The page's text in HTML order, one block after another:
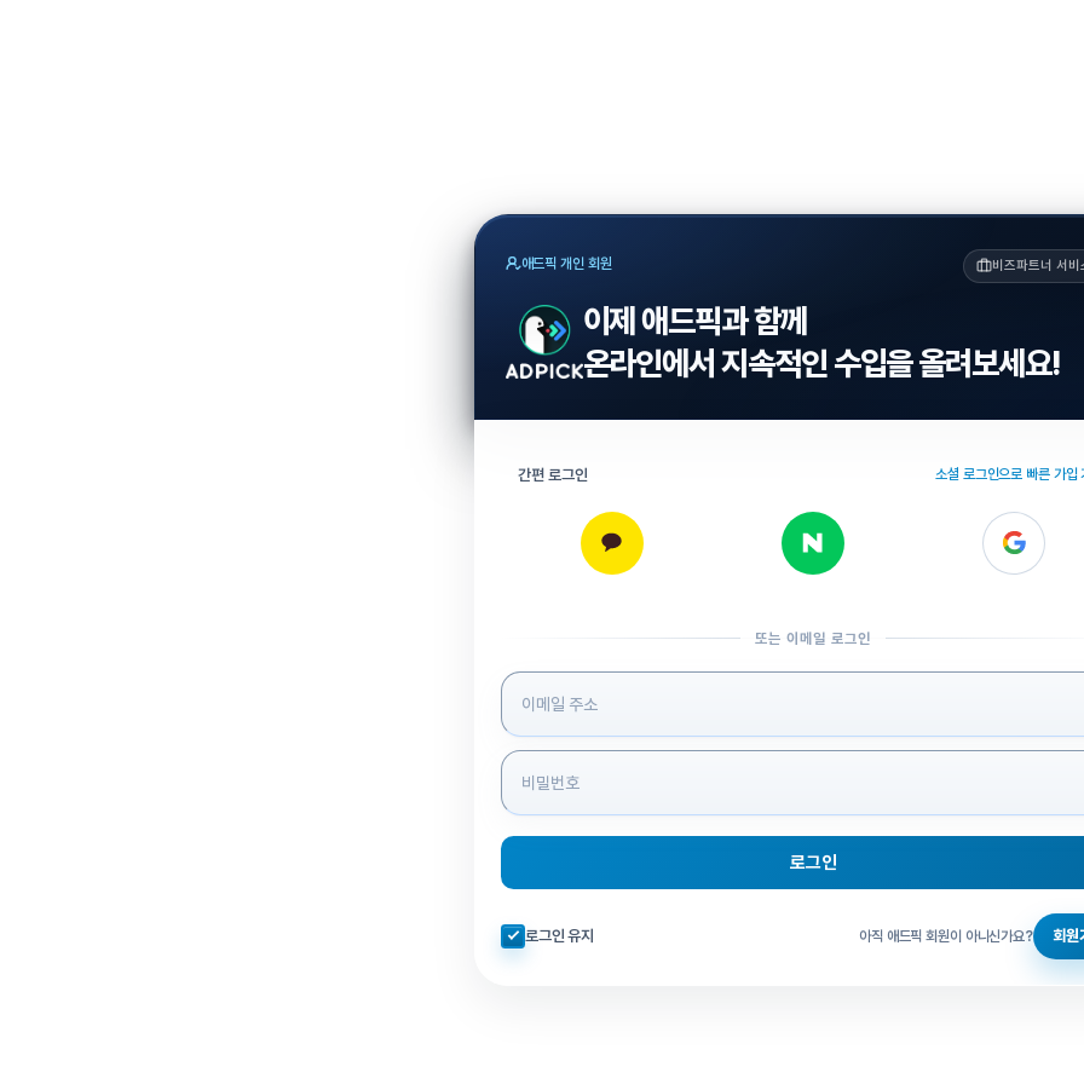
애드픽 개인 회원 비즈파트너 서비
이제 애드픽과 함께
온라인에서 지속적인 수입을 올려보세요!
간편 로그인 소셜 로그인으로 빠른 가입
또는 이메일 로그인
로그인 정보 입력
로그인
자동로그인 체크
로그인 유지 아직 애드픽 회원이 아니신가요? 회원